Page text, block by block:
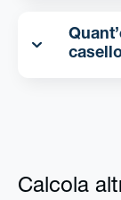
Calcola